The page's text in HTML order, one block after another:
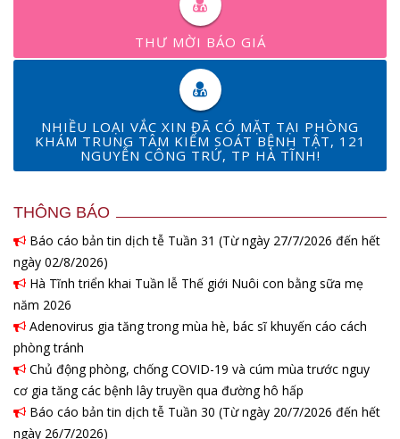
THƯ MỜI BÁO GIÁ
NHIỀU LOẠI VẮC XIN ĐÃ CÓ MẶT TẠI PHÒNG
KHÁM TRUNG TÂM KIỂM SOÁT BỆNH TẬT, 121
NGUYỄN CÔNG TRỨ, TP HÀ TĨNH!
THÔNG BÁO
Báo cáo bản tin dịch tễ Tuần 31 (Từ ngày 27/7/2026 đến hết
ngày 02/8/2026)
Hà Tĩnh triển khai Tuần lễ Thế giới Nuôi con bằng sữa mẹ
năm 2026
Adenovirus gia tăng trong mùa hè, bác sĩ khuyến cáo cách
phòng tránh
Chủ động phòng, chống COVID-19 và cúm mùa trước nguy
cơ gia tăng các bệnh lây truyền qua đường hô hấp
Báo cáo bản tin dịch tễ Tuần 30 (Từ ngày 20/7/2026 đến hết
ngày 26/7/2026)